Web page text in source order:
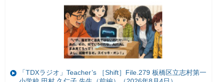
「TDXラジオ」Teacher’s ［Shift］File.279 板橋区立志村第一